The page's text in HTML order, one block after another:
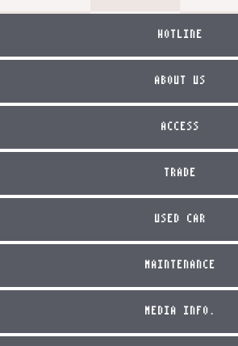
HOTLINE
ABOUT US
ACCESS
TRADE
USED CAR
MAINTENANCE
MEDIA INFO.